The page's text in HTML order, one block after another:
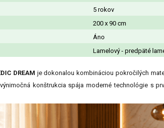
5 rokov
200 x 90 cm
Áno
Lamelový - predpäté
DREAM je dokonalou kombináciou pokročilých
konštrukcia spája moderné technológie s